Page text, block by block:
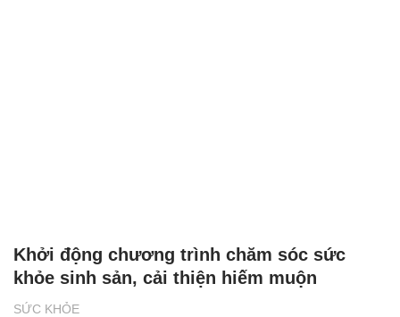
SỨC KHỎE
Khởi động chương trình chăm sóc sức
khỏe sinh sản, cải thiện hiếm muộn